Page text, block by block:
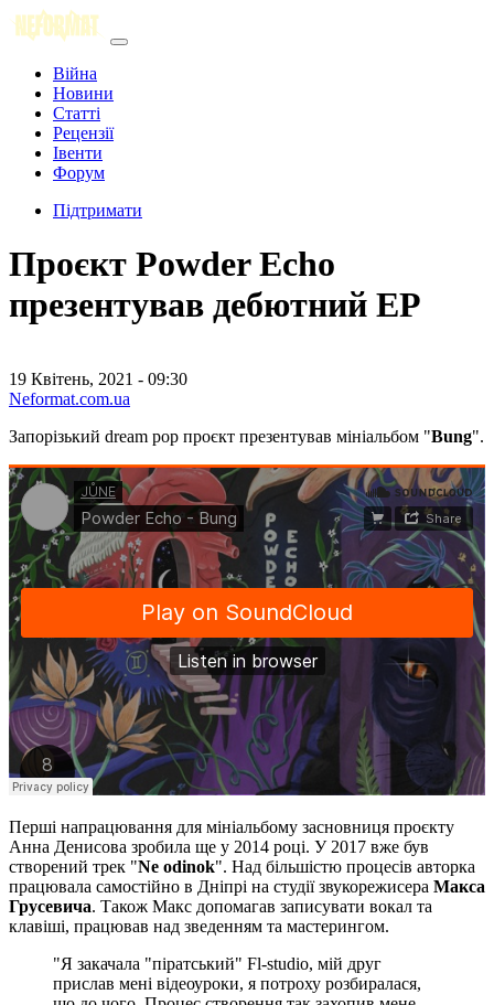
Війна
Новини
Статті
Рецензії
Івенти
Форум
Підтримати
Проєкт Powder Echo
презентував дебютний ЕР
19 Квітень, 2021 - 09:30
Neformat.com.ua
Запорізький dream pop проєкт презентував мініальбом "Bung".
Перші напрацювання для мініальбому засновниця проєкту
Анна Денисова зробила ще у 2014 році. У 2017 вже був
створений трек "Ne odinok". Над більшістю процесів авторка
працювала самостійно в Дніпрі на студії звукорежисера Макса
Грусевича. Також Макс допомагав записувати вокал та
клавіші, працював над зведенням та мастерингом.
"Я закачала "піратський" Fl-studio, мій друг
прислав мені відеоуроки, я потроху розбиралася,